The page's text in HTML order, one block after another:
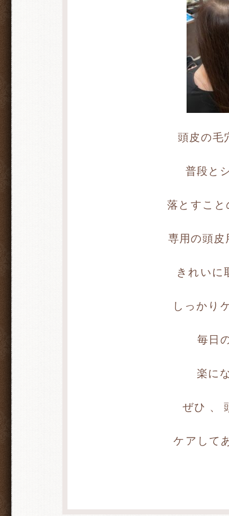
頭皮の毛
普段と
落とすこ
専用の頭
きれいに
しっかり
毎日
楽に
ぜひ 、
ケアして